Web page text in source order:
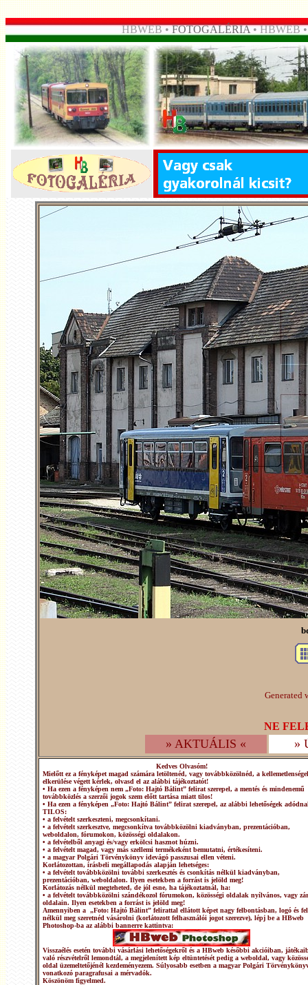
HBWEB •FOTOGALÉRIA• HBWEB
Generated
NE
» AKTUÁLIS « »
Kedves Olvasóm!
Mielőtt ez a fényképet magad számára letöltenéd, vagy továbbközölnéd, a
elkerülése végett kérlek, olvasd el az alábbi tájékoztatót!
• Ha ezen a fényképen nem „Foto: Hajtó Bálint” felirat szerepel, a mentés és mindenemű
továbbközlés a szerzői jogok szem előtt tartása miatt tilos!
• Ha ezen a fényképen „Foto: Hajtó Bálint” felirat szerepel, az alábbi lehetőségek
TILOS:
• a felvételt szerkeszteni, megcsonkítani.
• a felvételt szerkesztve, megcsonkítva továbbközölni kiadványban, prezentációban,
weboldalon, fórumokon, közösségi oldalakon.
• a felvételből anyagi és/vagy erkölcsi hasznot húzni.
• a felvételt magad, vagy más szellemi termékeként bemutatni, értékesíteni.
• a magyar Polgári Törvénykönyv idevágó passzusai ellen véteni.
Korlátozottan, írásbeli megállapodás alapján lehetséges:
• a felvételt továbbközölni további szerkesztés és csonkítás nélkül kiadványban,
prezentációban, weboldalon. Ilyen esetekben a forrást is jelöld meg!
Korlátozás nélkül megteheted, de jól esne, ha tájékoztatnál, ha:
• a felvételt továbbközölni szándékozol fórumokon, közösségi oldalak nyílvános, vagy
oldalain. Ilyen esetekben a forrást is jelöld meg!
Amennyiben a „Foto: Hajtó Bálint” felirattal ellátott képet nagy felbontásban, logó és
nélkül meg szeretnéd vásárolni (korlátozott felhasználói jogot szerezve), lépj be a HBweb
Photoshop-ba az alábbi bannerre kattintva:
Visszaélés esetén további vásárlási lehetőségekről és a HBweb későbbi akcióiban,
való részvételről lemondtál, a megjelenített kép eltüntetését pedig a weboldal, vagy
oldal üzemeltetőjénél kezdeményezem. Súlyosabb esetben a magyar Polgári
vonatkozó paragrafusai a mérvadók.
Köszönöm figyelmed.